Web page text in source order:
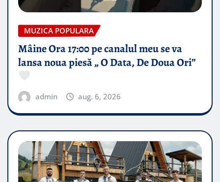
MUZICA POPULARA
Mâine Ora 17:00 pe canalul meu se va
lansa noua piesă „ O Data, De Doua Ori”
admin aug. 6, 2026